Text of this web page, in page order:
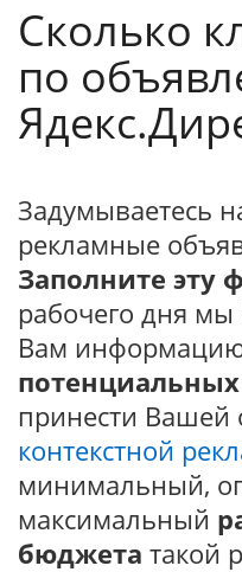
Сколько
по
Задумываетесь
рекламные
Заполните эту
рабочего дня
Вам
принести Вашей
контекстной
минимальный,
максимальный
бюджета такой